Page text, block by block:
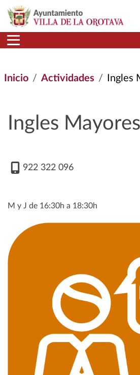
Pasar al contenido principal
Inicio Actividades Ingles
Ingles Mayores
922 322 096
M y J de 16:30h a 18:30h